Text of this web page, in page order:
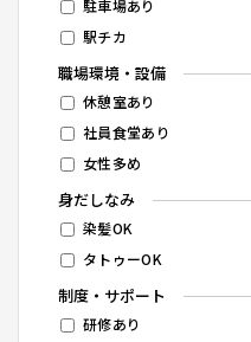
駐車場あり
駅チカ
職場環境・設備
休憩室あり
社員食堂あり
女性多め
身だしなみ
染髪OK
タトゥーOK
制度・サポート
研修あり